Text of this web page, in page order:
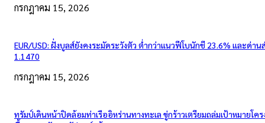
กรกฎาคม 15, 2026
EUR/USD: ฝั่งบูลส์ยังคงระมัดระวังตัว ต่ำกว่าแนวฟีโบนักชี 23.6% และด่า
1.1470
กรกฎาคม 15, 2026
ทรัมป์เดินหน้าปิดล้อมท่าเรืออิหร่านทางทะเล ขู่กร้าวเตรียมถล่มเป้าหมายโคร